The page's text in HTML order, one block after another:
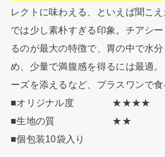
レクトに味わえる、といえば聞こ
では少し素朴すぎる印象。チアシ
るのが最大の特徴で、胃の中で水
め、少量で満腹感を得るには最適
ーズを添えるなど、プラスワンで食
■オリジナル度 ★★★★
■生地の質 ★★
■個包装10袋入り